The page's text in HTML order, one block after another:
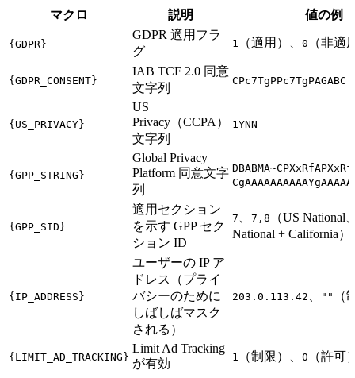
マクロ 説明 値の例
{GDPR}
GDPR 適用フラ
グ
1 （適用）、 0 （非適
{GDPR_CONSENT}
IAB TCF 2.0 同意
文字列
{US_PRIVACY}
US
Privacy（CCPA）
文字列
1YNN
{GPP_STRING}
Global Privacy
Platform 同意文字
列
{GPP_SID}
適用セクション
を示す GPP セク
ション ID
7 7,8
（US National
National + California）
{IP_ADDRESS}
ユーザーの IP ア
ドレス（プライ
バシーのために
しばしばマスク
される）
203.0.113.42 "" （
{LIMIT_AD_TRACKING}
Limit Ad Tracking
が有効
1 （制限）、 0 （許可